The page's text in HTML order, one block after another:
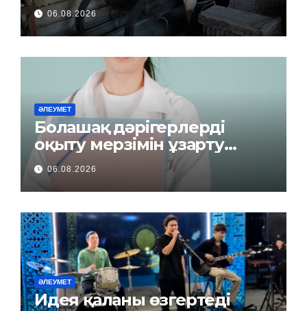
06.08.2026
ӘЛЕУМЕТ
Болашақ дәрігерлерді
оқыту мерзімін ұзарту
керек пе?
06.08.2026
ӘЛЕУМЕТ
Идея қаланы өзгертеді